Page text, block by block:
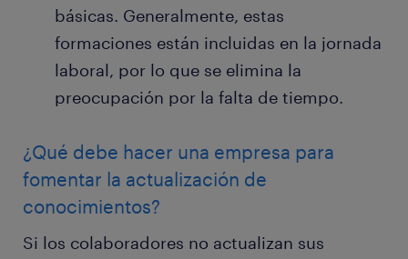
básicas. Generalmente, estas
formaciones están incluidas en la jornada
laboral, por lo que se elimina la
preocupación por la falta de tiempo.
¿Qué debe hacer una empresa para
fomentar la actualización de
conocimientos?
Si los colaboradores no actualizan sus